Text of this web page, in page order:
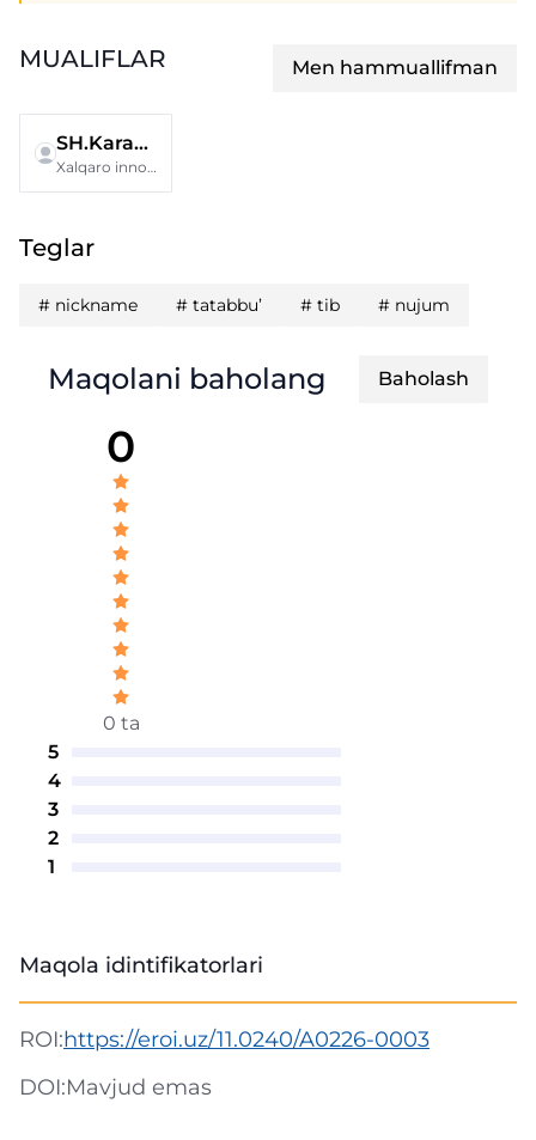
MUALIFLAR Men hammuallifman
SH.Karayev
Xalqaro innovatsion unversiteti
Teglar
# nickname # tatabbu’ # tib # nujum
Maqolani baholang Baholash
0
0 ta
5
4
3
2
1
Maqola idintifikatorlari
ROI:https://eroi.uz/11.0240/A0226-0003
DOI:Mavjud emas